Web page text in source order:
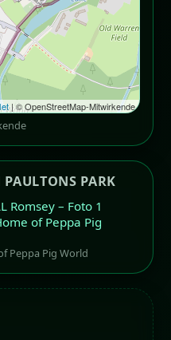
| © OpenStreetMap-Mitwirkende
PARK
Peppa Pig World